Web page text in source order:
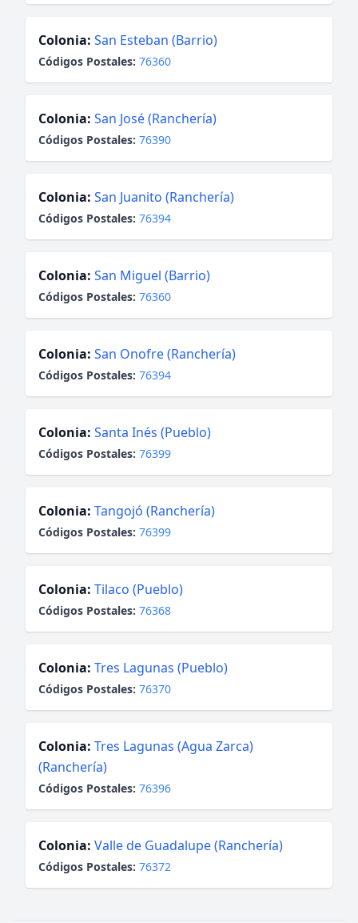
Colonia: San Esteban (Barrio)
Códigos Postales: 76360
Colonia: San José (Ranchería)
Códigos Postales: 76390
Colonia: San Juanito (Ranchería)
Códigos Postales: 76394
Colonia: San Miguel (Barrio)
Códigos Postales: 76360
Colonia: San Onofre (Ranchería)
Códigos Postales: 76394
Colonia: Santa Inés (Pueblo)
Códigos Postales: 76399
Colonia: Tangojó (Ranchería)
Códigos Postales: 76399
Colonia: Tilaco (Pueblo)
Códigos Postales: 76368
Colonia: Tres Lagunas (Pueblo)
Códigos Postales: 76370
Colonia: Tres Lagunas (Agua Zarca)
(Ranchería)
Códigos Postales: 76396
Colonia: Valle de Guadalupe (Ranchería)
Códigos Postales: 76372